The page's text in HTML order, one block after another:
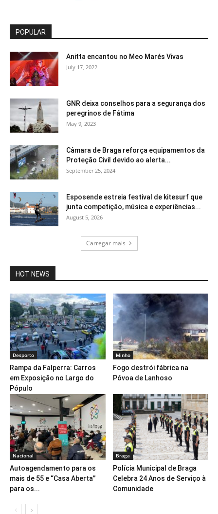
POPULAR
Anitta encantou no Meo Marés Vivas
July 17, 2022
GNR deixa conselhos para a segurança dos
peregrinos de Fátima
May 9, 2023
Câmara de Braga reforça equipamentos da
Proteção Civil devido ao alerta...
September 25, 2024
Esposende estreia festival de kitesurf que
junta competição, música e experiências...
August 5, 2026
Carregar mais
HOT NEWS
Desporto
Rampa da Falperra: Carros
em Exposição no Largo do
Pópulo
Minho
Fogo destrói fábrica na
Póvoa de Lanhoso
Nacional
Autoagendamento para os
mais de 55 e “Casa Aberta”
para os...
Braga
Polícia Municipal de Braga
Celebra 24 Anos de Serviço à
Comunidade